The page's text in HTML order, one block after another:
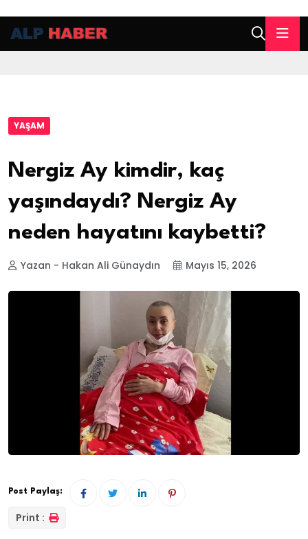
YAŞAM
Nergiz Ay kimdir, kaç
yaşındaydı? Nergiz Ay
neden hayatını kaybetti?
Yazan - Hakan Ali Günaydın Mayıs 15, 2026
Post Paylaş:
Print :